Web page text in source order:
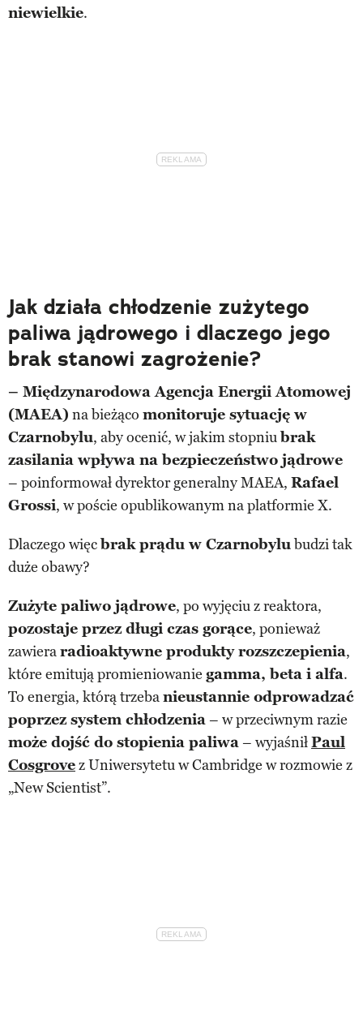
niewielkie.
Jak działa chłodzenie zużytego
paliwa jądrowego i dlaczego jego
brak stanowi zagrożenie?
– Międzynarodowa Agencja Energii Atomowej
(MAEA) na bieżąco monitoruje sytuację w
Czarnobylu, aby ocenić, w jakim stopniubrak
zasilania wpływa na bezpieczeństwo jądrowe
– poinformował dyrektor generalny MAEA, Rafael
Grossi, w poście opublikowanym na platformie X.
Dlaczego więcbrak prądu w Czarnobylubudzi tak
duże obawy?
Zużyte paliwo jądrowe, po wyjęciu z reaktora,
pozostaje przez długi czas gorące, ponieważ
zawieraradioaktywne produkty rozszczepienia,
które emitują promieniowanie gamma, beta i alfa.
To energia, którą trzebanieustannie odprowadzać
poprzez system chłodzenia– w przeciwnym razie
może dojść do stopienia paliwa– wyjaśniłPaul
Cosgrovez Uniwersytetu w Cambridge w rozmowie z
„New Scientist”.